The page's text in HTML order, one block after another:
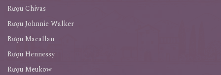
Rượu Chivas
Rượu Johnnie Walker
Rượu Macallan
Rượu Hennessy
Rượu Meukow